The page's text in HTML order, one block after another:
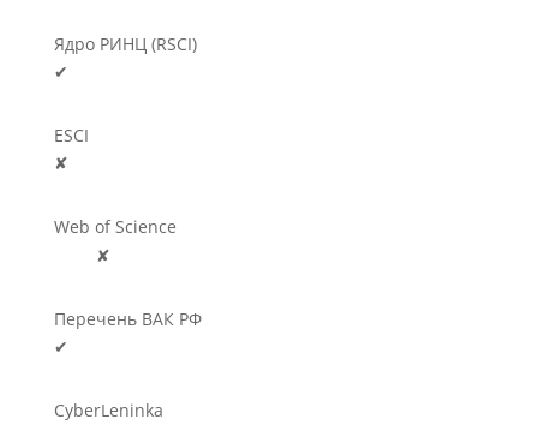
Ядро РИНЦ (RSCI)
✔
ESCI
✘
Web of Science
✘
Перечень ВАК РФ
✔
CyberLeninka